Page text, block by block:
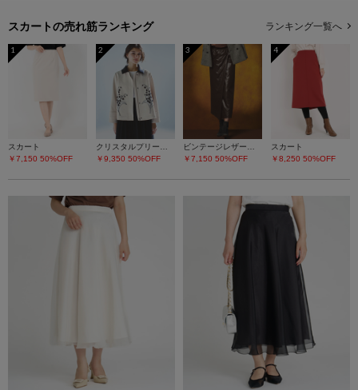
スカートの売れ筋ランキング ランキング一覧へ
1
スカート
￥7,150 50%OFF
2
クリスタルプリーツチュールスカート
￥9,350 50%OFF
3
ビンテージレザーライク スカート
￥7,150 50%OFF
4
スカート
￥8,250 50%OFF